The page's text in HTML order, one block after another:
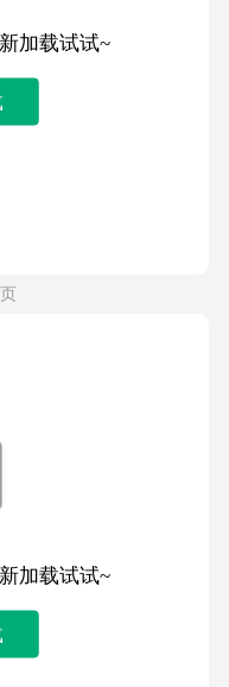
加载试试~
加载试试~